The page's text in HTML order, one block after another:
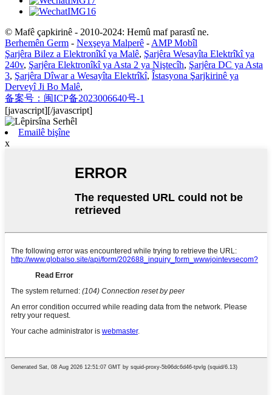
© Mafê çapkirinê - 2010-2024: Hemû maf parastî ne.
Berhemên Germ - Nexşeya Malperê - AMP Mobîl
Şarjêra Bilez a Elektronîkî ya Malê, Şarjêra Wesayîta Elektrîkî ya
240v, Şarjêra Elektronîkî ya Asta 2 ya Niştecîh, Şarjêra DC ya Asta
3, Şarjêra Dîwar a Wesayîta Elektrîkî, Îstasyona Şarjkirinê ya
Derveyî Ji Bo Malê,
备案号：闽ICP备2023006640号-1
[javascript][/javascript]
Emailê bişîne
x